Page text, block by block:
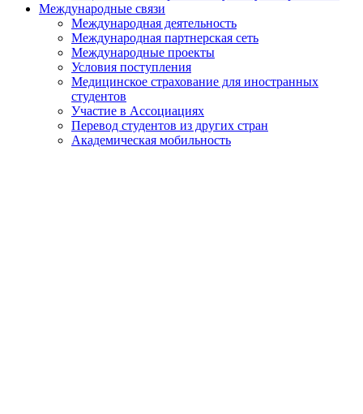
Международные связи
Международная деятельность
Международная партнерская сеть
Международные проекты
Условия поступления
Медицинское страхование для иностранных
студентов
Участие в Ассоциациях
Перевод студентов из других стран
Академическая мобильность